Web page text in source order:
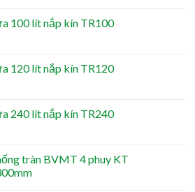
100 lít nắp kín TR100
120 lít nắp kín TR120
240 lít nắp kín TR240
tràn BVMT 4 phuy KT